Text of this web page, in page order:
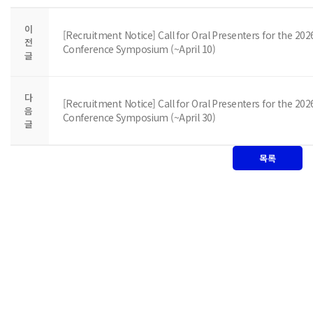
이
전
글
[Recruitment Notice] Call for Oral Presenters for the
Conference Symposium (~April 10)
다
음
글
[Recruitment Notice] Call for Oral Presenters for the
Conference Symposium (~April 30)
목록